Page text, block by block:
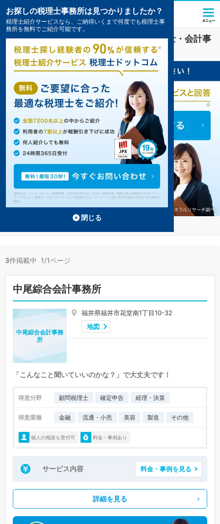
その他業界に強い福井市(福井県)の税理士・会計事
務所の一覧 3件掲載中
3件掲載中 1/1ページ
中尾綜合会計事務所
福井県福井市花堂南1丁目10-32
地図
中尾綜合会計事務
所
「こんなこと聞いていいのかな？」で大丈夫です！
得意分野 顧問税理士 確定申告 経理・決算
得意業種 金融 流通・小売 美容 製造 その他
個人の相談も受付可 料金・事例あり
サービス内容 料金・事例を見る
詳細を見る
お探しの税理士事務所は見つかりましたか？
税理士紹介サービスなら、ご納得いくまで何度でも税理士事
務所を無料でご紹介可能です。
閉じる